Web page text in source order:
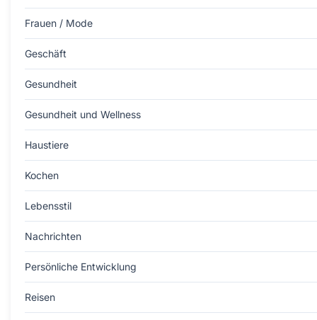
Frauen / Mode
Geschäft
Gesundheit
Gesundheit und Wellness
Haustiere
Kochen
Lebensstil
Nachrichten
Persönliche Entwicklung
Reisen